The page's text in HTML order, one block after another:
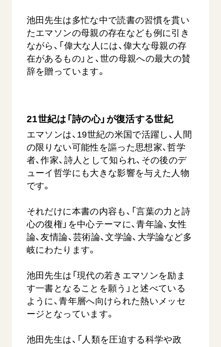
池田先生は多忙な中で読書の習慣を貫い
たエマソンの母親の存在なども例に引き
ながら、「偉大な人には、偉大な母親の存
在があるもの」と、世の母親への最大の賛
辞を贈っています。
21世紀は「詩の心」が復活する世紀
エマソンは、19世紀の米国で活躍し、人間
の限りない可能性を謳った思想家、哲学
者、作家、詩人として知られ、その後のデ
ューイ哲学にも大きな影響を与えた人物
です。
それだけに本書の内容も、「言葉の力と詩
心の復権」を中心テーマに、青年論、女性
論、友情論、芸術論、文学論、大学論など多
岐にわたります。
池田先生は「現代の若きエマソンを励ま
す一書となることを願う」と述べている
ように、青年層へ向けられた熱いメッセ
ージとなっています。
池田先生は、「人類を圧迫する科学や政